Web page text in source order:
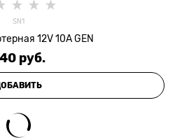
SN1
12V 10A GEN
руб.